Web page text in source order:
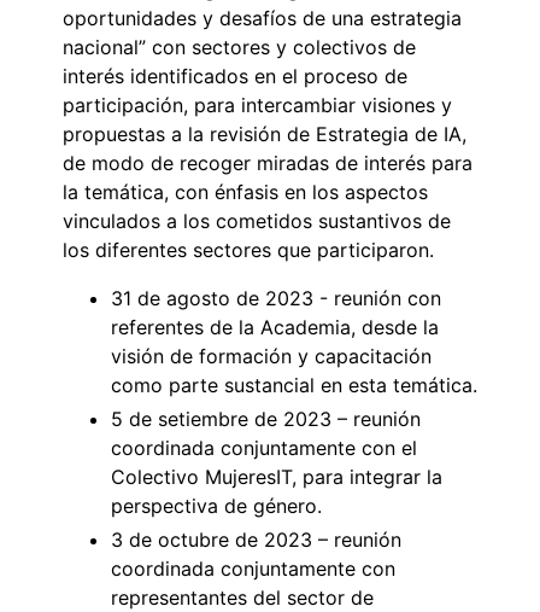
oportunidades y desafíos de una estrategia
nacional” con sectores y colectivos de
interés identificados en el proceso de
participación, para intercambiar visiones y
propuestas a la revisión de Estrategia de IA,
de modo de recoger miradas de interés para
la temática, con énfasis en los aspectos
vinculados a los cometidos sustantivos de
los diferentes sectores que participaron.
31 de agosto de 2023 - reunión con
referentes de la Academia, desde la
visión de formación y capacitación
como parte sustancial en esta temática.
5 de setiembre de 2023 – reunión
coordinada conjuntamente con el
Colectivo MujeresIT, para integrar la
perspectiva de género.
3 de octubre de 2023 – reunión
coordinada conjuntamente con
representantes del sector de